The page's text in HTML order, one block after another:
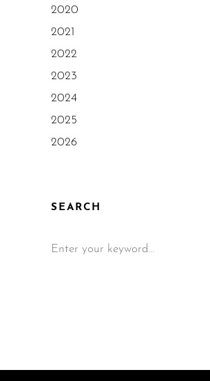
2020
2021
2022
2023
2024
2025
2026
SEARCH
for: